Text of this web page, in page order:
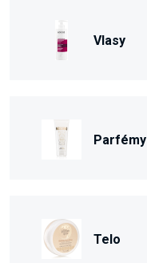
Vlasy
Parfémy
Telo